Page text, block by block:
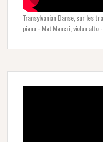
Transylvanian Danse, sur les
piano - Mat Maneri, violon alto